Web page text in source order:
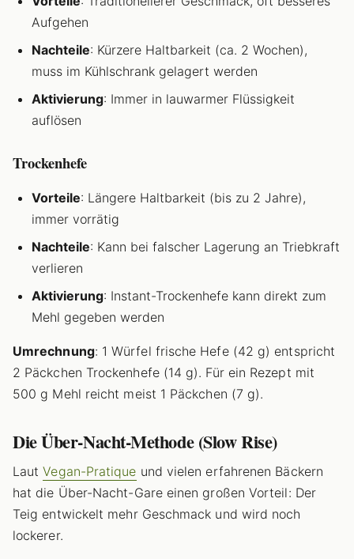
Aufgehen
Nachteile: Kürzere Haltbarkeit (ca. 2 Wochen),
muss im Kühlschrank gelagert werden
Aktivierung: Immer in lauwarmer Flüssigkeit
auflösen
Trockenhefe
Vorteile: Längere Haltbarkeit (bis zu 2 Jahre),
immer vorrätig
Nachteile: Kann bei falscher Lagerung an Triebkraft
verlieren
Aktivierung: Instant-Trockenhefe kann direkt zum
Mehl gegeben werden
Umrechnung: 1 Würfel frische Hefe (42 g) entspricht
2 Päckchen Trockenhefe (14 g). Für ein Rezept mit
500 g Mehl reicht meist 1 Päckchen (7 g).
Die Über-Nacht-Methode (Slow Rise)
LautVegan-Pratique und vielen erfahrenen Bäckern
hat die Über-Nacht-Gare einen großen Vorteil: Der
Teig entwickelt mehr Geschmack und wird noch
lockerer.